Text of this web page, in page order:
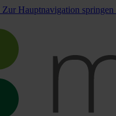
Zur Hauptnavigation springen